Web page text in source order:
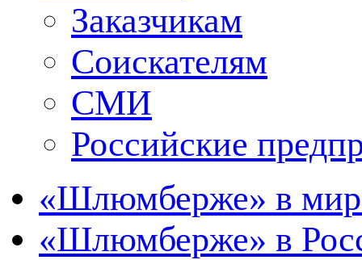
Заказчикам
Соискателям
СМИ
Российские
«Шлюмберже» в
«Шлюмберже» в